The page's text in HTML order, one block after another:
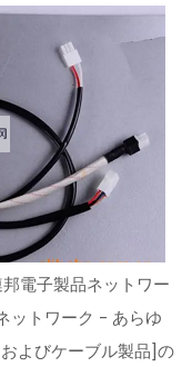
電子製品ネットワー
ットワーク - あらゆ
よびケーブル製品]の